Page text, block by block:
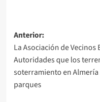
Navegación
de
entradas
Anterior:
La Asociación de
Autoridades que los
soterramiento en
parques